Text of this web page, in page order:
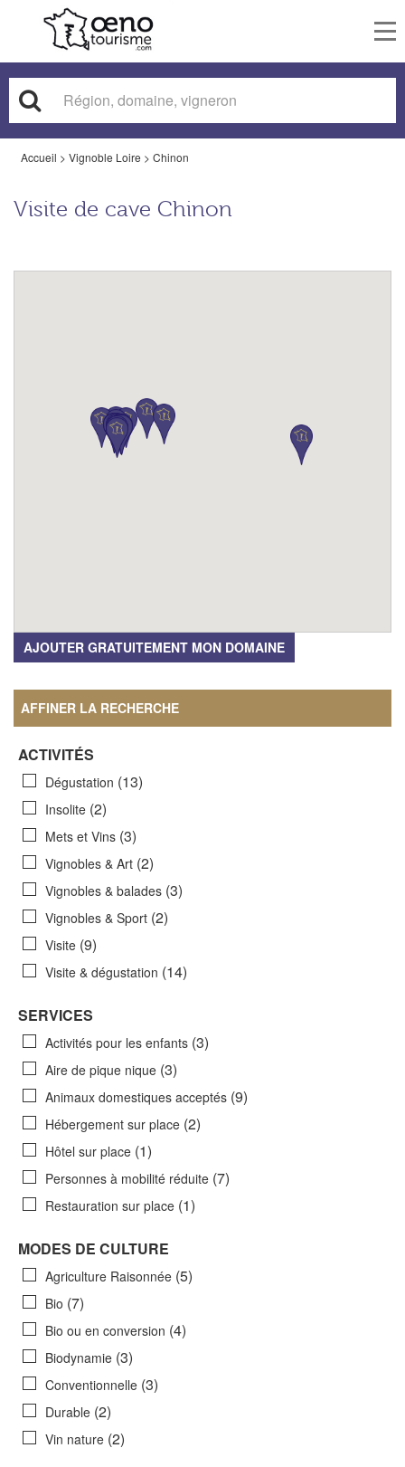
Accueil > Vignoble Loire > Chinon
Visite de cave Chinon
AJOUTER GRATUITEMENT MON DOMAINE
AFFINER LA RECHERCHE
ACTIVITÉS
Dégustation (13)
Insolite (2)
Mets et Vins (3)
Vignobles & Art (2)
Vignobles & balades (3)
Vignobles & Sport (2)
Visite (9)
Visite & dégustation (14)
SERVICES
Activités pour les enfants (3)
Aire de pique nique (3)
Animaux domestiques acceptés (9)
Hébergement sur place (2)
Hôtel sur place (1)
Personnes à mobilité réduite (7)
Restauration sur place (1)
MODES DE CULTURE
Agriculture Raisonnée (5)
Bio (7)
Bio ou en conversion (4)
Biodynamie (3)
Conventionnelle (3)
Durable (2)
Vin nature (2)